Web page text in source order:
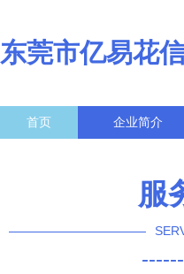
东莞市亿易花
首页 企业简介
服